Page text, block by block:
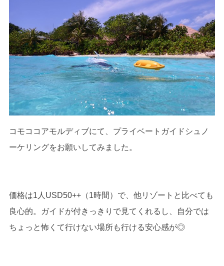
コモココアモルディブにて、プライベートガイドシュノ
ーケリングをお願いしてみました。
価格は1人USD50++（1時間）で、他リゾートと比べても
良心的。ガイドが付きっきりで見てくれるし、自分では
ちょっと怖くて行けない場所も行ける安心感が◎